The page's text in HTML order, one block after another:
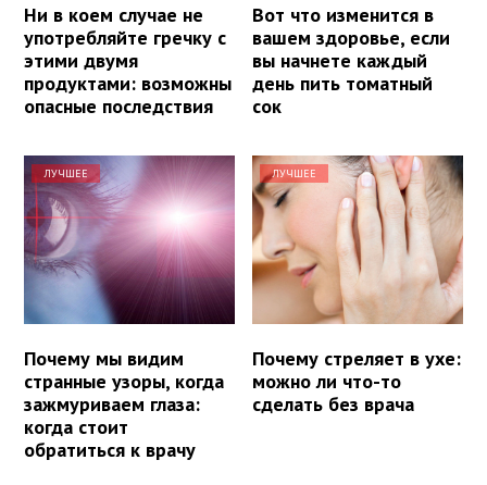
Ни в коем случае не
употребляйте гречку с
этими двумя
продуктами: возможны
опасные последствия
Вот что изменится в
вашем здоровье, если
вы начнете каждый
день пить томатный
сок
ЛУЧШЕЕ
Почему мы видим
странные узоры, когда
зажмуриваем глаза:
когда стоит
обратиться к врачу
ЛУЧШЕЕ
Почему стреляет в ухе:
можно ли что-то
сделать без врача